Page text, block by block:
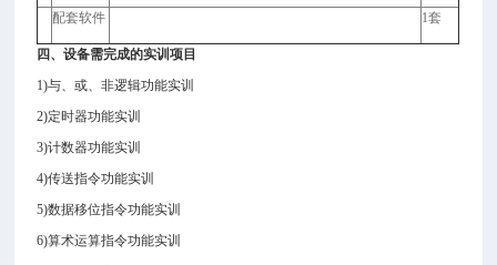
配套软件 1套
四、设备需完成的实训项目
1)与、或、非逻辑功能实训
2)定时器功能实训
3)计数器功能实训
4)传送指令功能实训
5)数据移位指令功能实训
6)算术运算指令功能实训